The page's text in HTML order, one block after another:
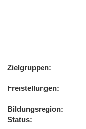
Zielgruppen
Freistellungen
Bildungsregion
Status